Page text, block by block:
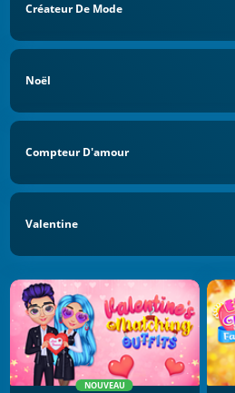
Créateur De Mode
Noël
Compteur D'amour
Valentine
NOUVEAU